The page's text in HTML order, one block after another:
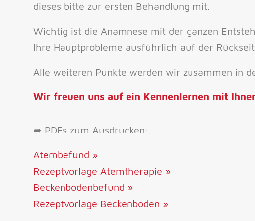
dieses bitte zur ersten Behandlung mit.
Wichtig ist die Anamnese mit der ganzen
Ihre Hauptprobleme ausführlich auf der
Alle weiteren Punkte werden wir zusammen in
Wir freuen uns auf ein Kennenlernen mit
➦ PDFs zum Ausdrucken:
Atembefund »
Rezeptvorlage Atemtherapie »
Beckenbodenbefund »
Rezeptvorlage Beckenboden »